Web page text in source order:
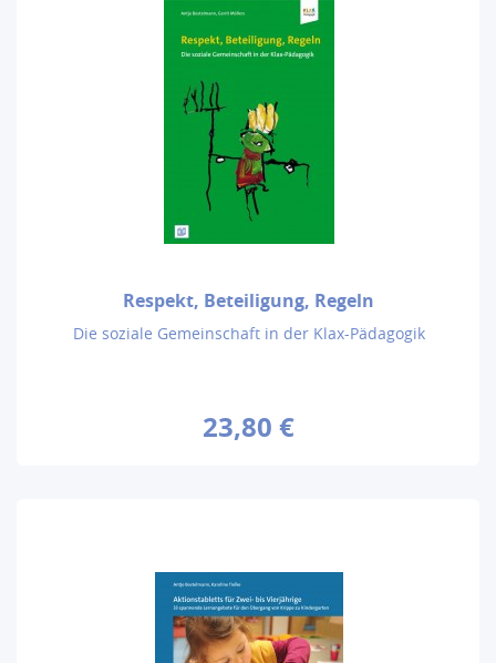
Respekt, Beteiligung, Regeln
Die soziale Gemeinschaft in der Klax-Pädagogik
23,80 €